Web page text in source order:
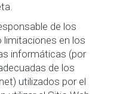
de los
en los
informáticas (por
de los
utilizados por el